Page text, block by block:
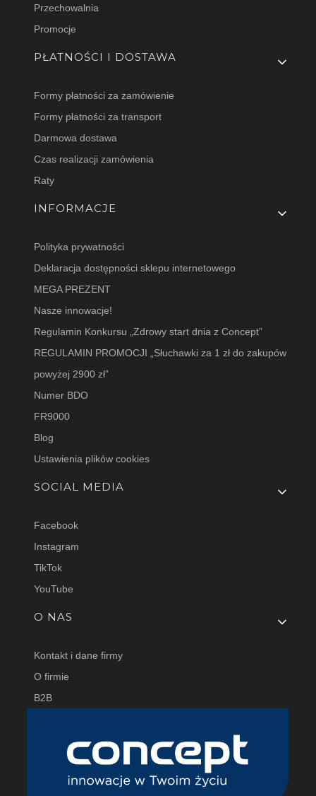
Przechowalnia
Promocje
PŁATNOŚCI I DOSTAWA
Formy płatności za zamówienie
Formy płatności za transport
Darmowa dostawa
Czas realizacji zamówienia
Raty
INFORMACJE
Polityka prywatności
Deklaracja dostępności sklepu internetowego
MEGA PREZENT
Nasze innowacje!
Regulamin Konkursu „Zdrowy start dnia z Concept”
REGULAMIN PROMOCJI „Słuchawki za 1 zł do zakupów
powyżej 2900 zł”
Numer BDO
FR9000
Blog
Ustawienia plików cookies
SOCIAL MEDIA
Facebook
Instagram
TikTok
YouTube
O NAS
Kontakt i dane firmy
O firmie
B2B